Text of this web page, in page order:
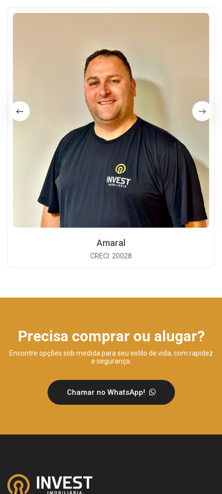
Amaral
CRECI: 20028
Precisa comprar ou alugar?
Encontre opções sob medida para seu estilo de vida, com rapidez
e segurança.
Chamar no WhatsApp!